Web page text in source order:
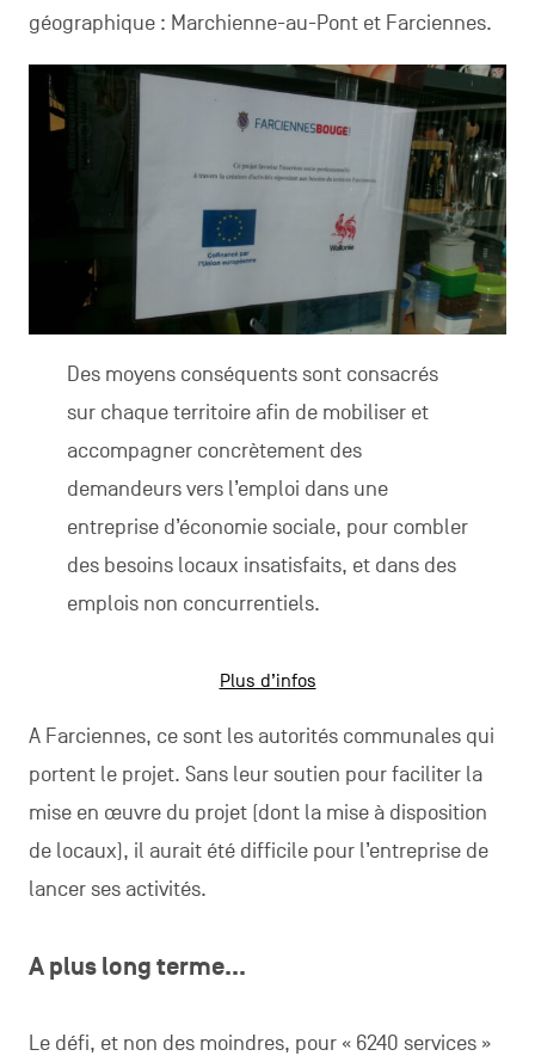
géographique : Marchienne-au-Pont et Farciennes.
Des moyens conséquents sont consacrés
sur chaque territoire afin de mobiliser et
accompagner concrètement des
demandeurs vers l’emploi dans une
entreprise d’économie sociale, pour combler
des besoins locaux insatisfaits, et dans des
emplois non concurrentiels.
Plus d’infos
A Farciennes, ce sont les autorités communales qui
portent le projet. Sans leur soutien pour faciliter la
mise en œuvre du projet (dont la mise à disposition
de locaux), il aurait été difficile pour l’entreprise de
lancer ses activités.
A plus long terme…
Le défi, et non des moindres, pour « 6240 services »